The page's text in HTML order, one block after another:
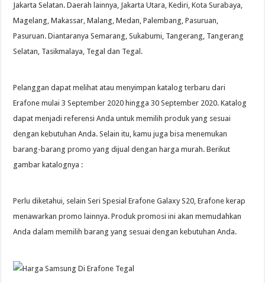
Jakarta Selatan. Daerah lainnya, Jakarta Utara, Kediri, Kota Surabaya,
Magelang, Makassar, Malang, Medan, Palembang, Pasuruan,
Pasuruan. Diantaranya Semarang, Sukabumi, Tangerang, Tangerang
Selatan, Tasikmalaya, Tegal dan Tegal.
Pelanggan dapat melihat atau menyimpan katalog terbaru dari
Erafone mulai 3 September 2020 hingga 30 September 2020. Katalog
dapat menjadi referensi Anda untuk memilih produk yang sesuai
dengan kebutuhan Anda. Selain itu, kamu juga bisa menemukan
barang-barang promo yang dijual dengan harga murah. Berikut
gambar katalognya :
Perlu diketahui, selain Seri Spesial Erafone Galaxy S20, Erafone kerap
menawarkan promo lainnya. Produk promosi ini akan memudahkan
Anda dalam memilih barang yang sesuai dengan kebutuhan Anda.